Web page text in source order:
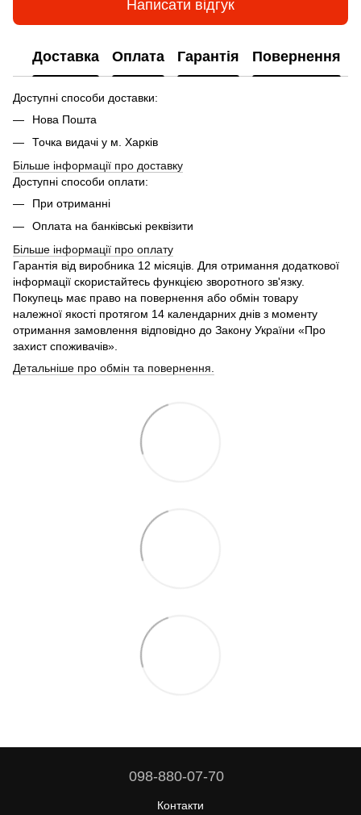
Написати відгук
Доставка Оплата Гарантія Повернення
Доступні способи доставки:
Нова Пошта
Точка видачі у м. Харків
Більше інформації про доставку
Доступні способи оплати:
При отриманні
Оплата на банківські реквізити
Більше інформації про оплату
Гарантія від виробника 12 місяців. Для отримання додаткової
інформації скористайтесь функцією зворотного зв'язку.
Покупець має право на повернення або обмін товару
належної якості протягом 14 календарних днів з моменту
отримання замовлення відповідно до Закону України «Про
захист споживачів».
Детальніше про обмін та повернення.
098-880-07-70
Контакти